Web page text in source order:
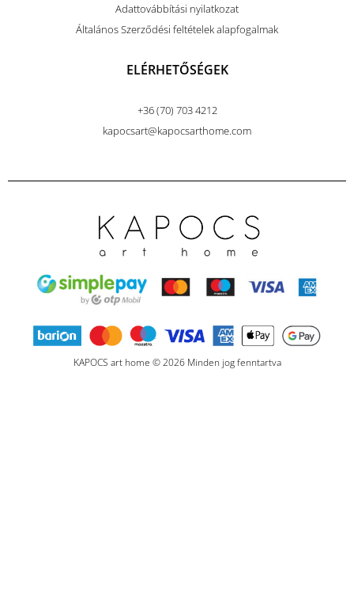
Adattovábbítási nyilatkozat
Általános Szerződési feltételek alapfogalmak
ELÉRHETŐSÉGEK
+36 (70) 703 4212
kapocsart@kapocsarthome.com
KAPOCS art home © 2026 Minden jog fenntartva